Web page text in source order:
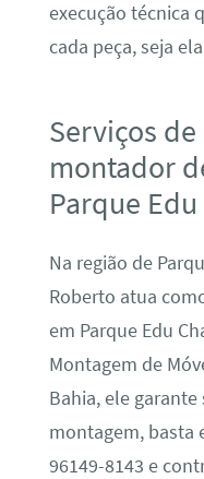
execução técnica
cada peça, seja
Serviços
montador
Parque Edu
Na região de
Roberto atua
em Parque Edu
Montagem de
Bahia, ele garante
montagem, basta
96149-8143 e